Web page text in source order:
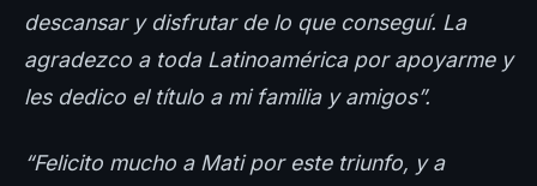
descansar y disfrutar de lo que conseguí. La
agradezco a toda Latinoamérica por apoyarme y
les dedico el título a mi familia y amigos”.
“Felicito mucho a Mati por este triunfo, y a